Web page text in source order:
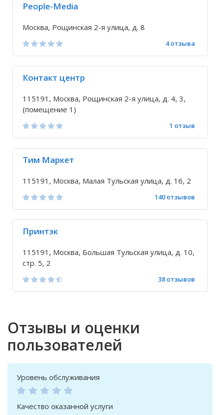
People-Media
Москва, Рощинская 2-я улица, д. 8
4 отзыва
Контакт центр
115191, Москва, Рощинская 2-я улица, д. 4, 3,
(помещение 1)
1 отзыв
Тим Маркет
115191, Москва, Малая Тульская улица, д. 16, 2
140 отзывов
Принтэк
115191, Москва, Большая Тульская улица, д. 10,
стр. 5, 2
38 отзывов
Отзывы и оценки
пользователей
Уровень обслуживания
Качество оказанной услуги